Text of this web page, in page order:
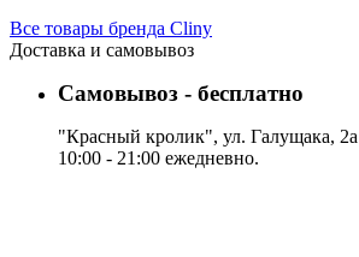
Все товары бренда Cliny
Доставка и самовывоз
Самовывоз - бесплатно
"Красный кролик", ул. Галущака, 2а
10:00 - 21:00 ежедневно.